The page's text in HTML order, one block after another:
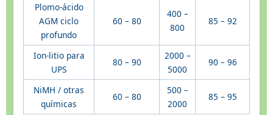
Plomo-ácido
AGM ciclo
profundo
60 – 80
400 –
800
85 – 92
Ion-litio para
UPS
80 – 90
2000 –
5000
90 – 96
NiMH / otras
químicas
60 – 80
500 –
2000
85 – 95